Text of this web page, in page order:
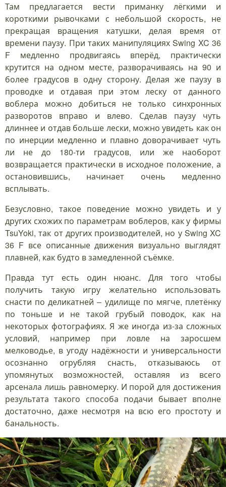
Там предлагается вести приманку лёгкими и
короткими рывочками с небольшой скорость, не
прекращая вращения катушки, делая время от
времени паузу. При таких манипуляциях Swing XC 36
F медленно продвигаясь вперёд, практически
крутится на одном месте, разворачиваясь на 90 и
более градусов в одну сторону. Делая же паузу в
проводке и отдавая при этом леску от данного
воблера можно добиться не только синхронных
разворотов вправо и влево. Сделав паузу чуть
длиннее и отдав больше лески, можно увидеть как он
по инерции медленно и плавно доворачивает чуть
ли не до 180-ти градусов, или же наоборот
возвращается практически в исходное положение, а
остановившись, начинает очень медленно
всплывать.
Безусловно, такое поведение можно увидеть и у
других схожих по параметрам воблеров, как у фирмы
TsuYoki, так от других производителей, но у Swing XC
36 F все описанные движения визуально выглядят
плавней, как будто в замедленной съёмке.
Правда тут есть один нюанс. Для того чтобы
получить такую игру желательно использовать
снасти по деликатней – удилище по мягче, плетёнку
по тоньше и не такой грубый поводок, как на
некоторых фотографиях. Я же иногда из-за сложных
условий, например при ловле на заросшем
мелководье, в угоду надёжности и универсальности
осознанно огрубляя снасть, отказываюсь от
упомянутых возможностей, оставляя из всего
арсенала лишь равномерку. И порой для достижения
результата такого способа подачи бывает вполне
достаточно, даже несмотря на всю его простоту и
банальность.